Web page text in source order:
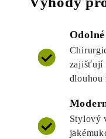
zajišťují
dlouhou
Stylový